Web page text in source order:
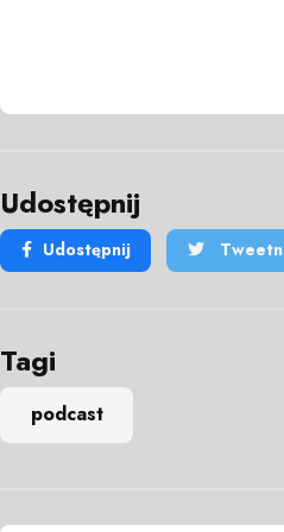
Udostępnij
Udostępnij
Tagi
podcast